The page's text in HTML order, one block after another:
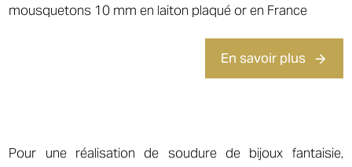
mousquetons 10 mm en laiton plaqué or en France
En savoir plus
Pour une réalisation de soudure de bijoux fantaisie,